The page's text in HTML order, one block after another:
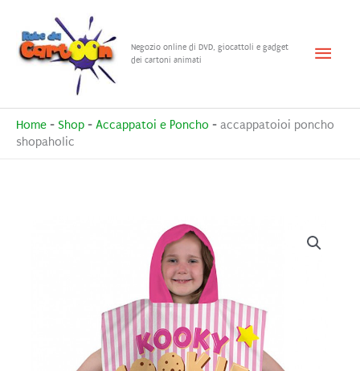
contenuto
Negozio online di DVD, giocattoli e gadget
dei cartoni animati
Menu
Home - Shop - Accappatoi e Poncho - accappatoioi poncho
shopaholic